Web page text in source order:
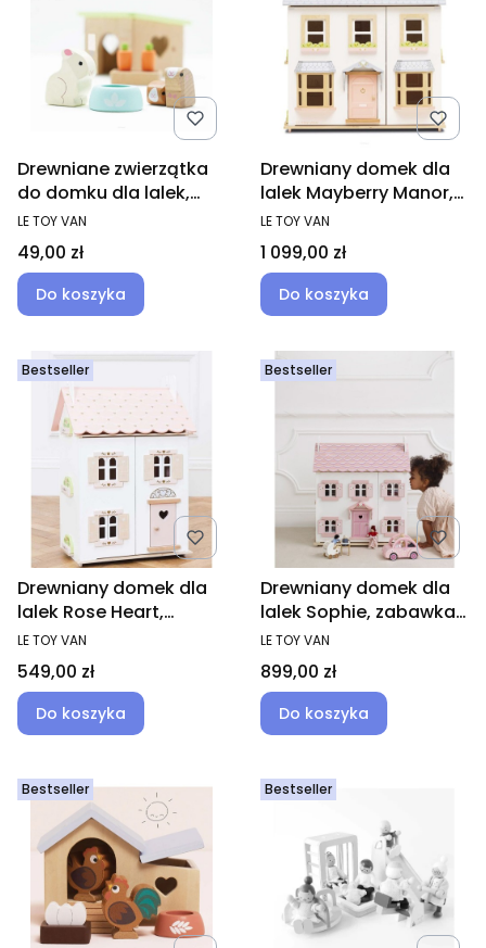
Drewniane zwierzątka
do domku dla lalek,
królik, chomiki
PRODUCENT
LE TOY VAN
Cena
49,00 zł
Do koszyka
Drewniany domek dla
lalek Mayberry Manor,
zabawka dla dzieci
PRODUCENT
LE TOY VAN
Cena
1 099,00 zł
Do koszyka
Bestseller
Drewniany domek dla
lalek Rose Heart,
zabawka dla dzieci,
domki
PRODUCENT
LE TOY VAN
Cena
549,00 zł
Do koszyka
Bestseller
Drewniany domek dla
lalek Sophie, zabawka
dla dzieci, domki
PRODUCENT
LE TOY VAN
Cena
899,00 zł
Do koszyka
Bestseller Bestseller